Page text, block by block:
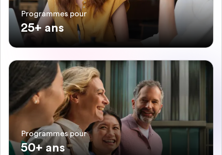
Programmes pour
25+ ans
Programmes pour
50+ ans